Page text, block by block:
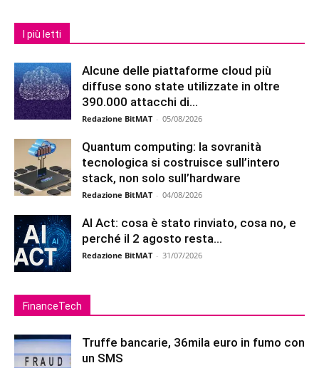
I più letti
Alcune delle piattaforme cloud più
diffuse sono state utilizzate in oltre
390.000 attacchi di...
Redazione BitMAT - 05/08/2026
Quantum computing: la sovranità
tecnologica si costruisce sull’intero
stack, non solo sull’hardware
Redazione BitMAT - 04/08/2026
AI Act: cosa è stato rinviato, cosa no, e
perché il 2 agosto resta...
Redazione BitMAT - 31/07/2026
FinanceTech
Truffe bancarie, 36mila euro in fumo con
un SMS